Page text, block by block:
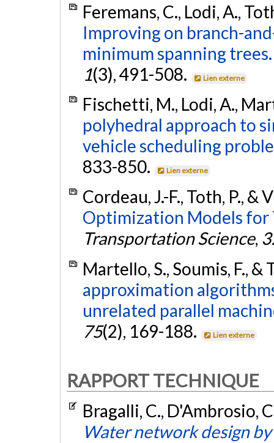
Feremans, C., Lodi, A.,
Improving on branch-
minimum spanning trees.
1(3), 491-508. Lien externe
Fischetti, M., Lodi, A.,
polyhedral approach to
vehicle scheduling
833-850.
Lien externe
Cordeau, J.-F., Toth, P., &
Optimization Models for
Transportation Science,
Martello, S., Soumis, F., &
approximation
unrelated parallel
75(2), 169-188. Lien externe
RAPPORT TECHNIQUE
Bragalli, C., D'Ambrosio,
Water network design